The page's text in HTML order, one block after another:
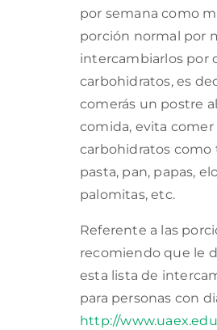
por semana como
porción normal por
intercambiarlos por
carbohidratos, es
comerás un postre
comida, evita comer
carbohidratos como
pasta, pan, papas,
palomitas, etc.
Referente a las
recomiendo que le
esta lista de
para personas con
http://